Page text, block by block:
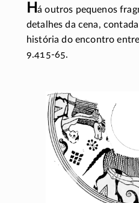
Há outros pequenos
detalhes da cena,
história do encontro
9.415-65.